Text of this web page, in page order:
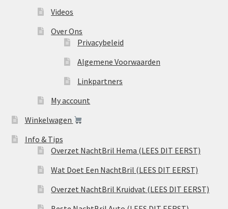
Videos
Over Ons
Privacybeleid
Algemene Voorwaarden
Linkpartners
My account
Winkelwagen
Info & Tips
Overzet NachtBril Hema (LEES DIT EERST)
Wat Doet Een NachtBril (LEES DIT EERST)
Overzet NachtBril Kruidvat (LEES DIT EERST)